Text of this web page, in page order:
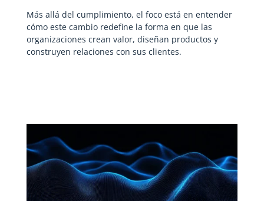
Más allá del cumplimiento, el foco está en entender
cómo este cambio redefine la forma en que las
organizaciones crean valor, diseñan productos y
construyen relaciones con sus clientes.